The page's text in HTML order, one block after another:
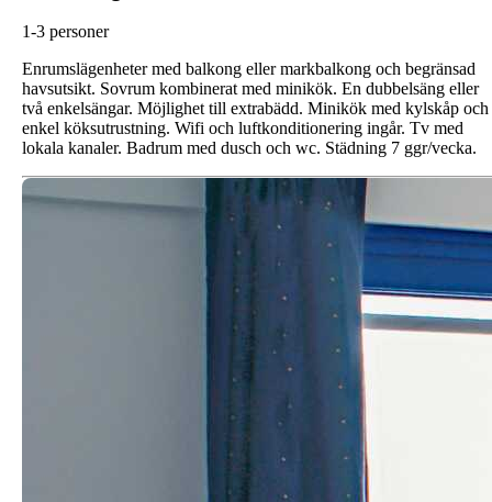
1-3 personer
Enrumslägenheter med balkong eller markbalkong och begränsad
havsutsikt. Sovrum kombinerat med minikök. En dubbelsäng eller
två enkelsängar. Möjlighet till extrabädd. Minikök med kylskåp och
enkel köksutrustning. Wifi och luftkonditionering ingår. Tv med
lokala kanaler. Badrum med dusch och wc. Städning 7 ggr/vecka.